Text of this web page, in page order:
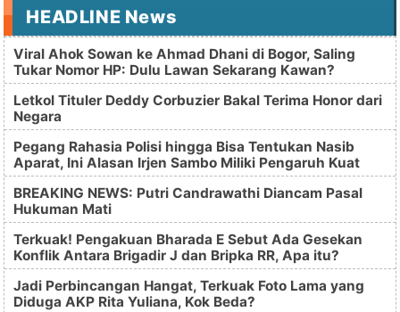
HEADLINE News
Viral Ahok Sowan ke Ahmad Dhani di Bogor, Saling
Tukar Nomor HP: Dulu Lawan Sekarang Kawan?
Letkol Tituler Deddy Corbuzier Bakal Terima Honor dari
Negara
Pegang Rahasia Polisi hingga Bisa Tentukan Nasib
Aparat, Ini Alasan Irjen Sambo Miliki Pengaruh Kuat
BREAKING NEWS: Putri Candrawathi Diancam Pasal
Hukuman Mati
Terkuak! Pengakuan Bharada E Sebut Ada Gesekan
Konflik Antara Brigadir J dan Bripka RR, Apa itu?
Jadi Perbincangan Hangat, Terkuak Foto Lama yang
Diduga AKP Rita Yuliana, Kok Beda?